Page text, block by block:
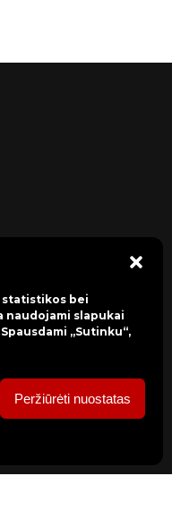
statistikos bei
naudojami slapukai
„Sutinku“,
Peržiūrėti nuostatas